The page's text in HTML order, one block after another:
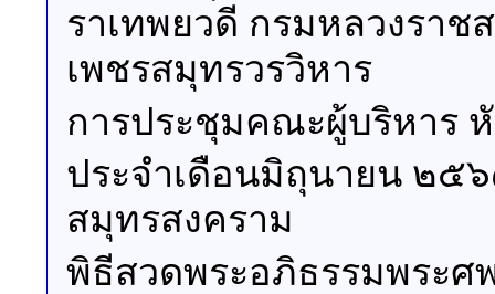
ราเทพยวดี กรมหลวงรา
เพชรสมุทรวรวิหาร
การประชุมคณะผู้บริหาร
ประจำเดือนมิถุนายน ๒๕
สมุทรสงคราม
พิธีสวดพระอภิธรรมพระศ